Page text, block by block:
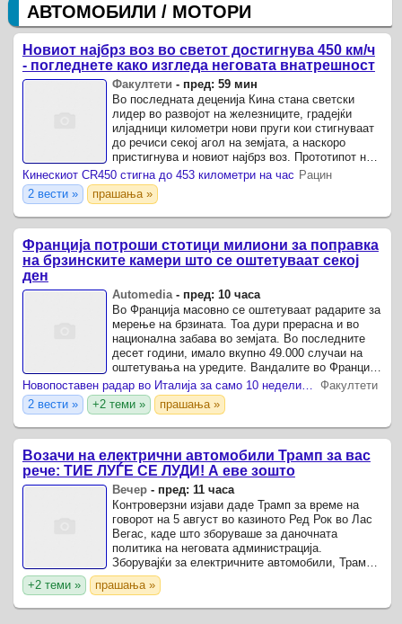
АВТОМОБИЛИ / МОТОРИ
Новиот најбрз воз во светот достигнува 450 км/ч
- погледнете како изгледа неговата внатрешност
Факултети - пред: 59 мин
Во последната деценија Кина стана светски
лидер во развојот на железниците, градејќи
илјадници километри нови пруги кои стигнуваат
до речиси секој агол на земјата, а наскоро
пристигнува и новиот најбрз воз. Прототипот на
брзиот воз наречен „ЦР450“, претставен во
Пекинг на 29 ...
Кинескиот CR450 стигна до 453 километри на час Рацин
2 вести »
прашања »
Франција потроши стотици милиони за поправка
на брзинските камери што се оштетуваат секој
ден
Automedia- пред: 10 часа
Во Франција масовно се оштетуваат радарите за
мерење на брзината. Тоа дури прерасна и во
национална забава во земјата. Во последните
десет години, имало вкупно 49.000 случаи на
оштетувања на уредите. Вандалите во Франција
секој ден во просек оштетувале по 13 камери, со
...
Новопоставен радар во Италија за само 10 недели регистрирал 32.000 прекршоци и казни вредни над 3 милиони евра Факултети
2 вести »
+2 теми » прашања »
Возачи на електрични автомобили Трамп за вас
рече: ТИЕ ЛУЃЕ СЕ ЛУДИ! А еве зошто
Вечер- пред: 11 часа
Контроверзни изјави даде Трамп за време на
говорот на 5 август во казиното Ред Рок во Лас
Вегас, каде што зборуваше за даночната
политика на неговата администрација.
Зборувајќи за електричните автомобили, Трамп
опиша ситуација во која, според него, возачите
почнуваат да се ...
+2 теми » прашања »